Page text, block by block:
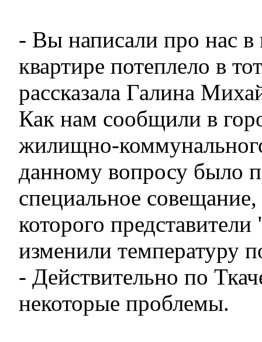
- Вы написали про нас в
квартире потеплело в
рассказала Галина
Как нам сообщили в
жилищно-
данному вопросу было
специальное совещание,
которого
изменили температуру
- Действительно по
некоторые проблемы.